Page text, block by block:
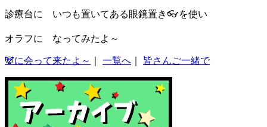
診療台に いつも置いてある眼鏡置き👓を使い
オラフに なってみたよ～
🐼に会って来たよ～ 一覧へ 皆さんご一緒で